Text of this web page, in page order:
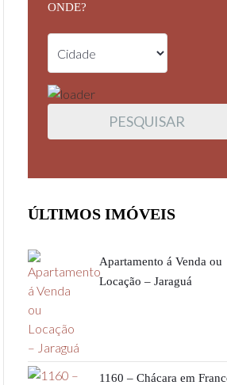
ONDE?
ÚLTIMOS IMÓVEIS
Apartamento á Venda ou
Locação – Jaraguá
1160 – Chácara em